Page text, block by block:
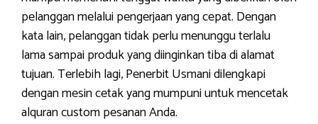
pelanggan melalui pengerjaan yang cepat. Dengan
kata lain, pelanggan tidak perlu menunggu terlalu
lama sampai produk yang diinginkan tiba di alamat
tujuan. Terlebih lagi, Penerbit Usmani dilengkapi
dengan mesin cetak yang mumpuni untuk mencetak
alquran custom pesanan Anda.